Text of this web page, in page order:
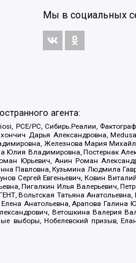
Мы в социальных
агента:
PC, Сибирь.Реалии,
Дарья Александровна,
Железнова Мария
Владимировна, Постернак
Юрьевич, Анин Роман
Павловна, Кузьмина Людмила
Евгеньевич, Ковин
Пигалкин Илья Валерьевич,
Вольтская Татьяна
Анатольевна, Арапова
Ветошкина Валерия
выборы, Нобелевский призыв,